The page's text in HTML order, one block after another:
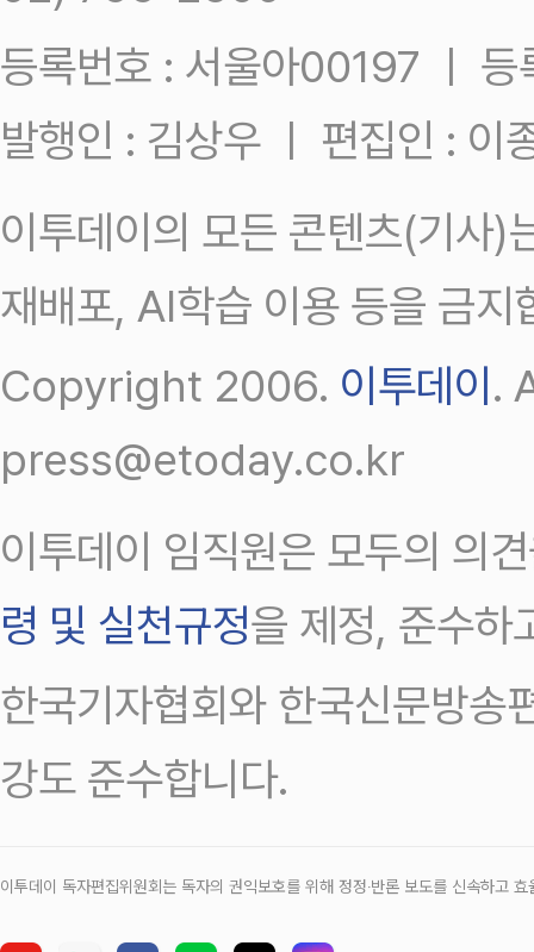
등록번호 : 서울아00197 ㅣ
발행인 : 김상우 ㅣ 편집인 : 이
이투데이의 모든 콘텐츠(기사)
재배포, AI학습 이용 등을 금지
Copyright 2006. 이투데이.
press@etoday.co.kr
이투데이 임직원은 모두의 의
령 및 실천규정을 제정, 준수하
한국기자협회와 한국신문방송
강도 준수합니다.
이투데이 독자편집위원회는 독자의 권익보호를 위해 정정‧반론 보도를 신속하고